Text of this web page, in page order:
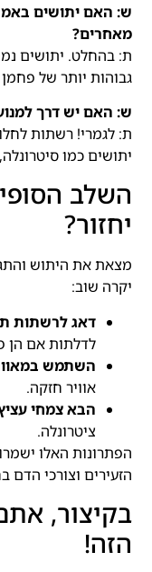
ש: האם יתושים
מאחרים?
ת: בהחלט. יתושים
גבוהות יותר של
ש: האם יש דרך
ת: לגמרי! רשתות
יתושים כמו
השלב
יחזור?
מצאת את היתוש
יקרה שוב:
דאג לרשתות
לדלתות אם הן
השתמש
אוויר חזקה.
הבא צמחי
ציטרונלה.
הפתרונות האלו
הזעירים וצורכי הדם
בקיצור,
הזה!